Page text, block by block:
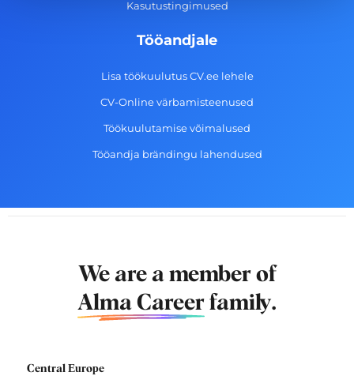
Kasutustingimused
Tööandjale
Lisa töökuulutus CV.ee lehele
CV-Online värbamisteenused
Töökuulutamise võimalused
Tööandja brändingu lahendused
We are a member of
Alma Career family.
Central Europe